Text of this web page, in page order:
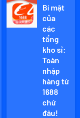
Bí mật
của
các
tổng
kho sỉ:
Toàn
nhập
hàng từ
1688
chứ
đâu!